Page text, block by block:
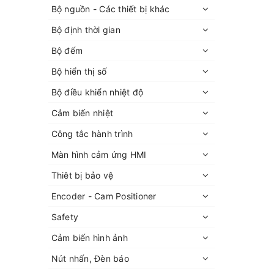
Bộ nguồn - Các thiết bị khác
Bộ định thời gian
Bộ đếm
Bộ hiển thị số
Bộ điều khiển nhiệt độ
Cảm biến nhiệt
Công tắc hành trình
Màn hình cảm ứng HMI
Thiêt bị bảo vệ
Encoder - Cam Positioner
Safety
Cảm biến hình ảnh
Nút nhấn, Đèn báo